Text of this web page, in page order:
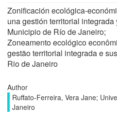
Zonificación ecológica-
una gestión territorial
Municipio de Río de Janeiro;
Zoneamento ecológico
gestão territorial integrada e
Rio de Janeiro
Author
Ruffato-Ferreira, Vera Jane;
Janeiro